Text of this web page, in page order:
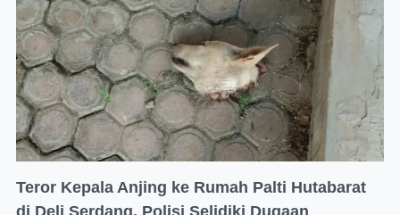
Teror Kepala Anjing ke Rumah Palti Hutabarat
di Deli Serdang, Polisi Selidiki Dugaan